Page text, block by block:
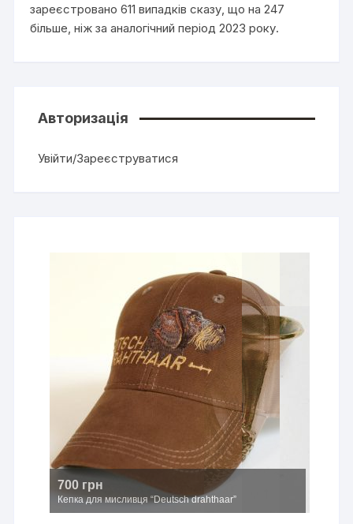
зареєстровано 611 випадків сказу, що на 247
більше, ніж за аналогічний період 2023 року.
Авторизація
Увійти/Зареєструватися
700 грн
Кепка для мисливця “Deutsch drahthaar”